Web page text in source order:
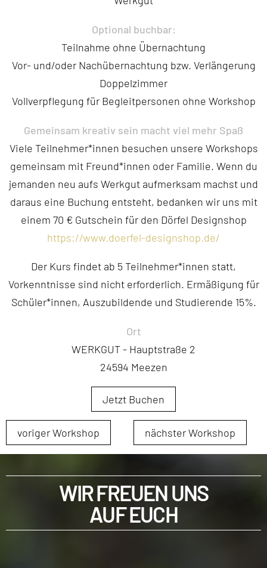
Optional buchbar:
Teilnahme ohne Übernachtung
Vor- und/oder Nachübernachtung bzw. Verlängerung
Doppelzimmer
Vollverpflegung für Begleitpersonen ohne Workshop
Gemeinsam kreativ sein macht viel mehr Spaß
Viele Teilnehmer*innen besuchen unsere Workshops
gemeinsam mit Freund*innen oder Familie. Wenn du
jemanden neu aufs Werkgut aufmerksam machst und
daraus eine Buchung entsteht, bedanken wir uns mit
einem 70 € Gutschein für den Dörfel Designshop
https://www.doerfel-designshop.de/
Der Kurs findet ab 5 Teilnehmer*innen statt,
Vorkenntnisse sind nicht erforderlich. Ermäßigung für
Schüler*innen, Auszubildende und Studierende 15%.
Ort
WERKGUT - Hauptstraße 2
24594 Meezen
Jetzt Buchen
voriger Workshop nächster Workshop
WIR FREUEN UNS
AUF EUCH